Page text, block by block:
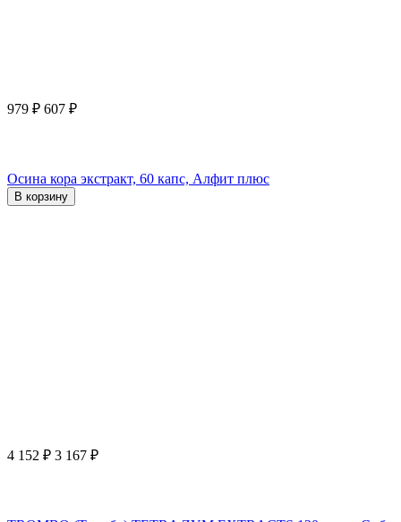
979 ₽ 607 ₽
Осина кора экстракт, 60 капс, Алфит плюс
В корзину
4 152 ₽ 3 167 ₽